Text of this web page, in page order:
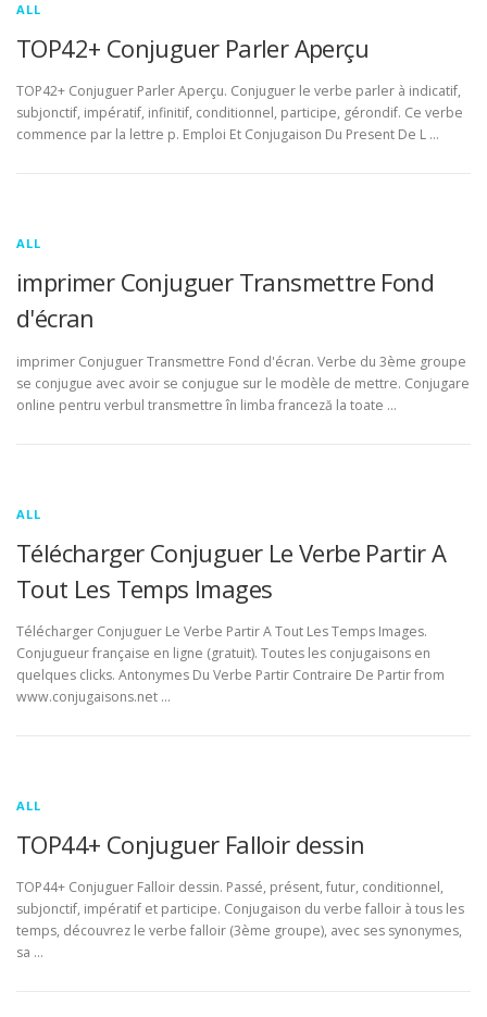
ALL
TOP42+ Conjuguer Parler Aperçu
TOP42+ Conjuguer Parler Aperçu. Conjuguer le verbe parler à indicatif,
subjonctif, impératif, infinitif, conditionnel, participe, gérondif. Ce verbe
commence par la lettre p. Emploi Et Conjugaison Du Present De L …
ALL
imprimer Conjuguer Transmettre Fond
d'écran
imprimer Conjuguer Transmettre Fond d'écran. Verbe du 3ème groupe
se conjugue avec avoir se conjugue sur le modèle de mettre. Conjugare
online pentru verbul transmettre în limba franceză la toate …
ALL
Télécharger Conjuguer Le Verbe Partir A
Tout Les Temps Images
Télécharger Conjuguer Le Verbe Partir A Tout Les Temps Images.
Conjugueur française en ligne (gratuit). Toutes les conjugaisons en
quelques clicks. Antonymes Du Verbe Partir Contraire De Partir from
www.conjugaisons.net …
ALL
TOP44+ Conjuguer Falloir dessin
TOP44+ Conjuguer Falloir dessin. Passé, présent, futur, conditionnel,
subjonctif, impératif et participe. Conjugaison du verbe falloir à tous les
temps, découvrez le verbe falloir (3ème groupe), avec ses synonymes,
sa …